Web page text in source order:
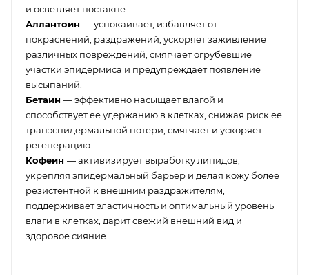
и осветляет постакне.
Аллантоин — успокаивает, избавляет от
покраснений, раздражений, ускоряет заживление
различных повреждений, смягчает огрубевшие
участки эпидермиса и предупреждает появление
высыпаний.
Бетаин — эффективно насыщает влагой и
способствует ее удержанию в клетках, снижая риск ее
транэспидермальной потери, смягчает и ускоряет
регенерацию.
Кофеин — активизирует выработку липидов,
укрепляя эпидермальный барьер и делая кожу более
резистентной к внешним раздражителям,
поддерживает эластичность и оптимальный уровень
влаги в клетках, дарит свежий внешний вид и
здоровое сияние.